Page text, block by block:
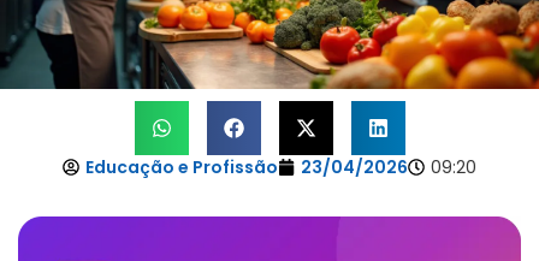
Educação e Profissão 23/04/2026 09:20